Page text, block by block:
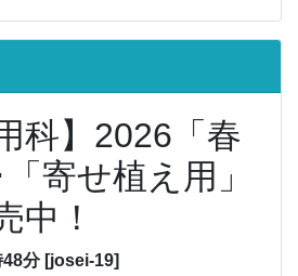
科】2026「春
寄せ植え用」
中！
分 [josei-19]